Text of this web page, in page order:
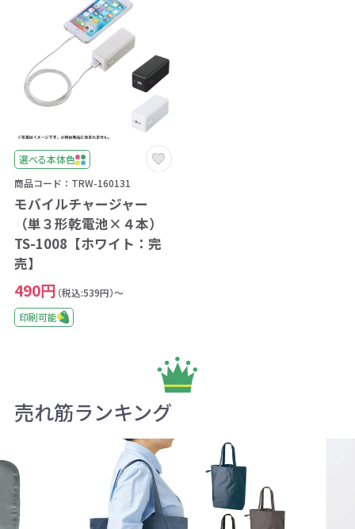
選べる本体色
商品コード：TRW-160131
モバイルチャージャー
（単３形乾電池×４本）
TS-1008【ホワイト：完
売】
490円 （税込:539円）～
印刷可能
売れ筋ランキング